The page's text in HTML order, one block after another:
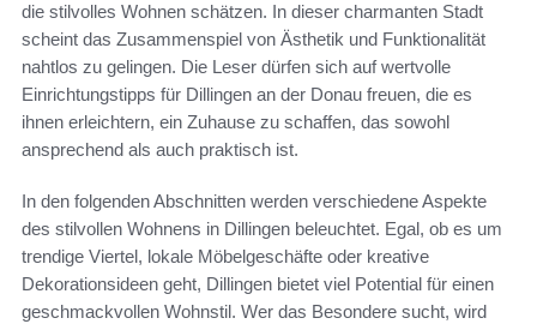
die stilvolles Wohnen schätzen. In dieser charmanten Stadt
scheint das Zusammenspiel von Ästhetik und Funktionalität
nahtlos zu gelingen. Die Leser dürfen sich auf wertvolle
Einrichtungstipps für Dillingen an der Donau freuen, die es
ihnen erleichtern, ein Zuhause zu schaffen, das sowohl
ansprechend als auch praktisch ist.
In den folgenden Abschnitten werden verschiedene Aspekte
des stilvollen Wohnens in Dillingen beleuchtet. Egal, ob es um
trendige Viertel, lokale Möbelgeschäfte oder kreative
Dekorationsideen geht, Dillingen bietet viel Potential für einen
geschmackvollen Wohnstil. Wer das Besondere sucht, wird